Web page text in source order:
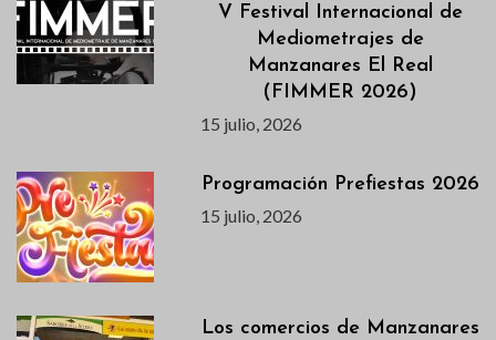
V Festival Internacional de
Mediometrajes de
Manzanares El Real
(FIMMER 2026)
15 julio, 2026
Programación Prefiestas 2026
15 julio, 2026
Los comercios de Manzanares